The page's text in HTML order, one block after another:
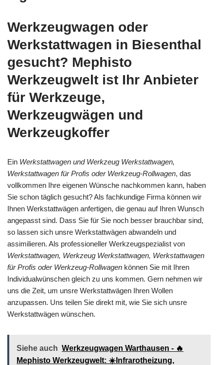
Werkzeugwagen oder
Werkstattwagen in Biesenthal
gesucht? Mephisto
Werkzeugwelt ist Ihr Anbieter
für Werkzeuge,
Werkzeugwägen und
Werkzeugkoffer
Ein Werkstattwagen und Werkzeug Werkstattwagen,
Werkstattwagen für Profis oder Werkzeug-Rollwagen, das
vollkommen Ihre eigenen Wünsche nachkommen kann, haben
Sie schon täglich gesucht? Als fachkundige Firma können wir
Ihnen Werkstattwägen anfertigen, die genau auf Ihren Wunsch
angepasst sind. Dass Sie für Sie noch besser brauchbar sind,
so lassen sich unsre Werkstattwägen abwandeln und
assimilieren. Als professioneller Werkzeugspezialist von
Werkstattwagen, Werkzeug Werkstattwagen, Werkstattwagen
für Profis oder Werkzeug-Rollwagen können Sie mit Ihren
Individualwünschen gleich zu uns kommen. Gern nehmen wir
uns die Zeit, um unsre Werkstattwägen Ihren Wollen
anzupassen. Uns teilen Sie direkt mit, wie Sie sich unsre
Werkstattwägen wünschen.
Siehe auch Werkzeugwagen Warthausen - 🔥
Mephisto Werkzeugwelt: ☀️Infrarotheizung,